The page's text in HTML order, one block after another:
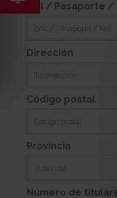
DNI / Pasaporte /
Dirección
Código postal
Provincia
Número de